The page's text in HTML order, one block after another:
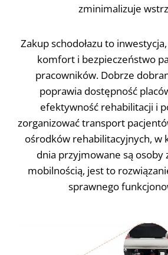
zminimalizuje
Zakup schodołazu to
komfort i bezpieczeństwo
pracowników. Dobrze
poprawia dostępność
efektywność rehabilitacji i
zorganizować transport
ośrodków rehabilitacyjnych, w
dnia przyjmowane są osoby
mobilnością, jest to
sprawnego